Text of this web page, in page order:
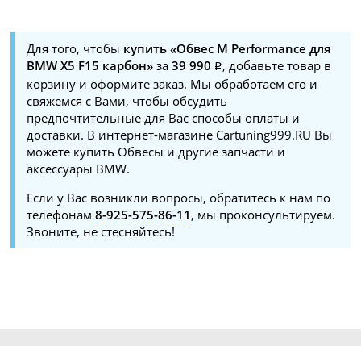
Для того, чтобы купить «Обвес M Performance для
BMW X5 F15 карбон» за39 990
, добавьте товар в
корзину и оформите заказ. Мы обработаем его и
свяжемся с Вами, чтобы обсудить
предпочтительные для Вас способы оплаты и
доставки. В интернет-магазине Cartuning999.RU Вы
можете купить Обвесы и другие запчасти и
аксессуары BMW.
Если у Вас возникли вопросы, обратитесь к нам по
телефонам8-925-575-86-11 , мы проконсультируем.
Звоните, не стесняйтесь!